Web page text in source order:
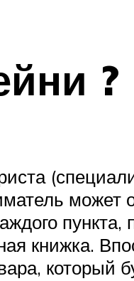
?
может
пункта,
книжка.
который